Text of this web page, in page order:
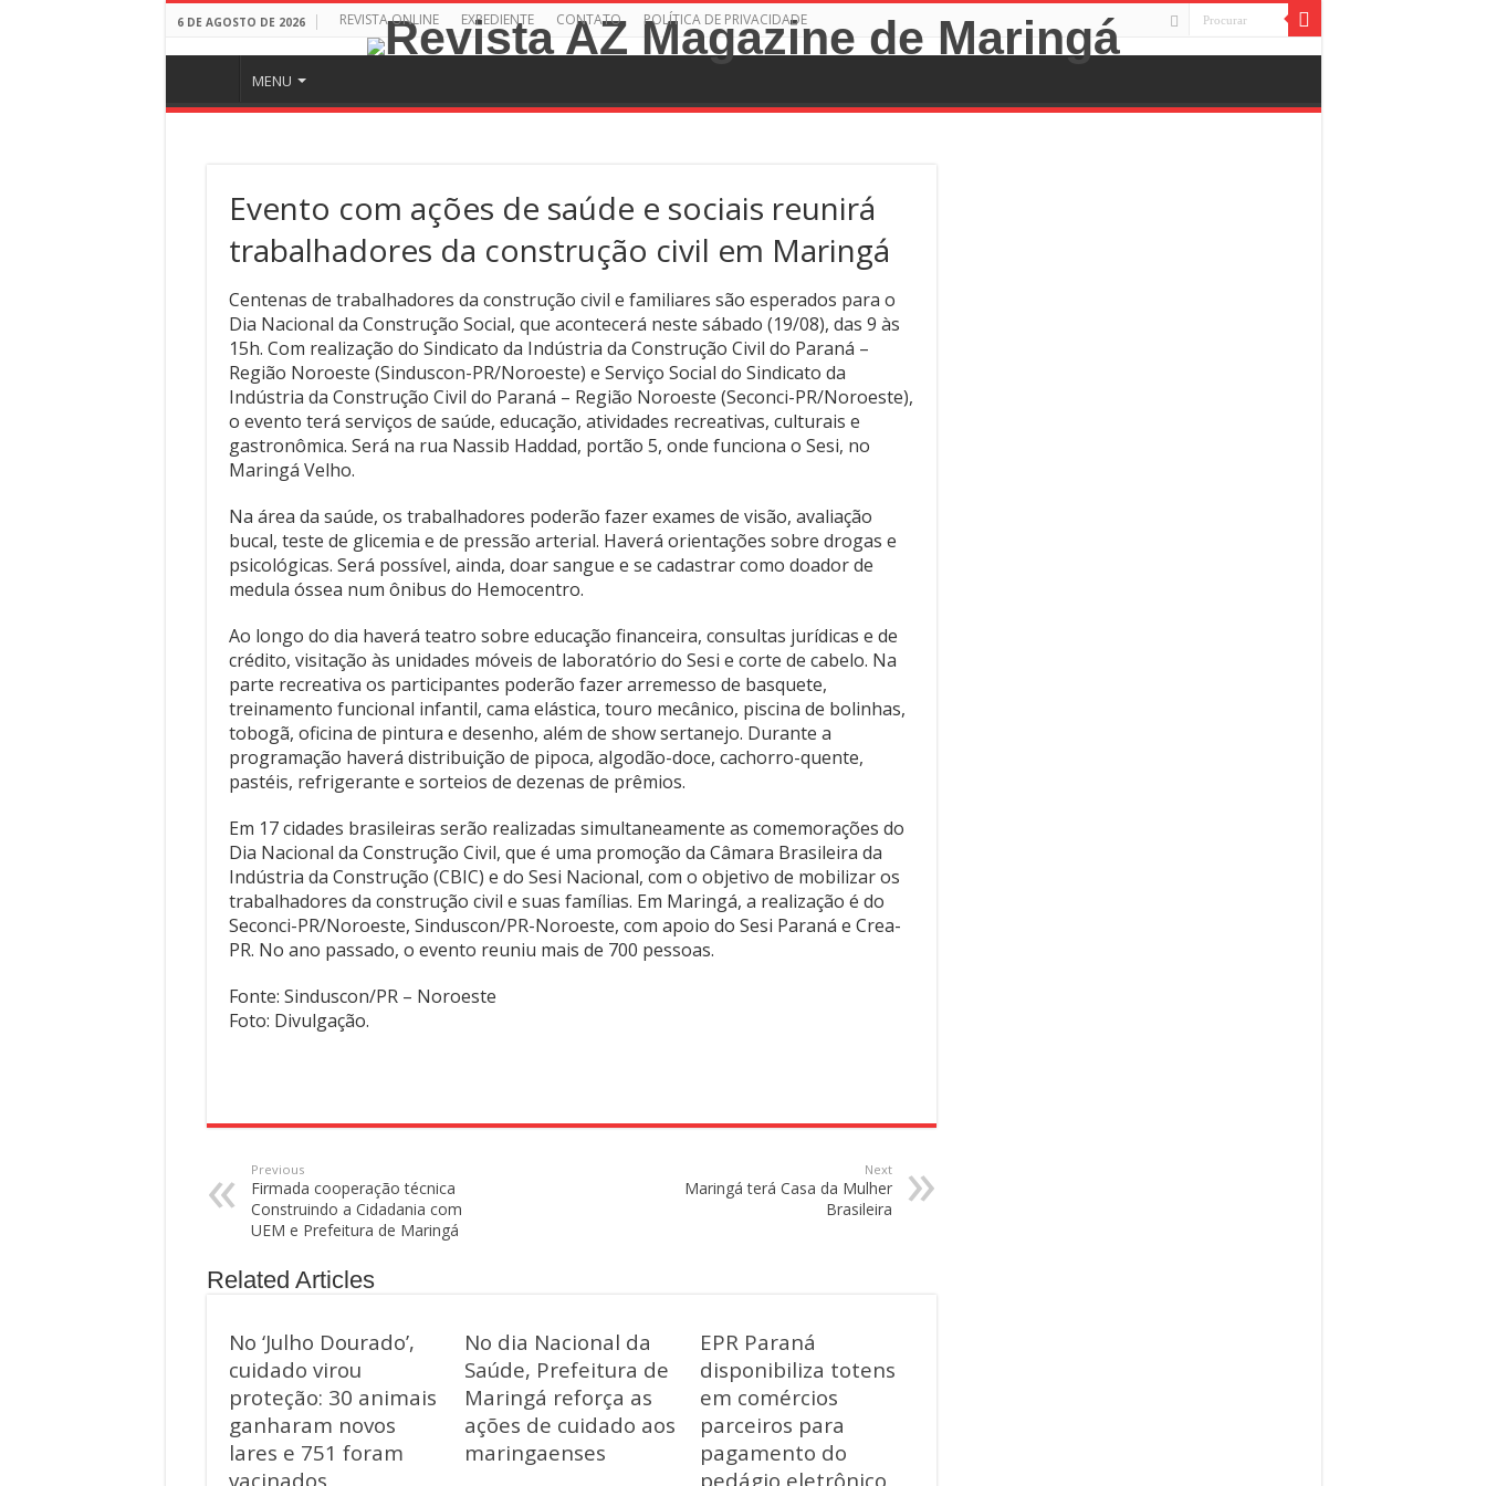
6 DE AGOSTO DE 2026 REVISTA ONLINE EXPEDIENTE CONTATO POLÍTICA DE PRIVACIDADE
MENU
Evento com ações de saúde e sociais reunirá
trabalhadores da construção civil em Maringá
Centenas de trabalhadores da construção civil e familiares são esperados para o
Dia Nacional da Construção Social, que acontecerá neste sábado (19/08), das 9 às
15h. Com realização do Sindicato da Indústria da Construção Civil do Paraná –
Região Noroeste (Sinduscon-PR/Noroeste) e Serviço Social do Sindicato da
Indústria da Construção Civil do Paraná – Região Noroeste (Seconci-PR/Noroeste),
o evento terá serviços de saúde, educação, atividades recreativas, culturais e
gastronômica. Será na rua Nassib Haddad, portão 5, onde funciona o Sesi, no
Maringá Velho.
Na área da saúde, os trabalhadores poderão fazer exames de visão, avaliação
bucal, teste de glicemia e de pressão arterial. Haverá orientações sobre drogas e
psicológicas. Será possível, ainda, doar sangue e se cadastrar como doador de
medula óssea num ônibus do Hemocentro.
Ao longo do dia haverá teatro sobre educação financeira, consultas jurídicas e de
crédito, visitação às unidades móveis de laboratório do Sesi e corte de cabelo. Na
parte recreativa os participantes poderão fazer arremesso de basquete,
treinamento funcional infantil, cama elástica, touro mecânico, piscina de bolinhas,
tobogã, oficina de pintura e desenho, além de show sertanejo. Durante a
programação haverá distribuição de pipoca, algodão-doce, cachorro-quente,
pastéis, refrigerante e sorteios de dezenas de prêmios.
Em 17 cidades brasileiras serão realizadas simultaneamente as comemorações do
Dia Nacional da Construção Civil, que é uma promoção da Câmara Brasileira da
Indústria da Construção (CBIC) e do Sesi Nacional, com o objetivo de mobilizar os
trabalhadores da construção civil e suas famílias. Em Maringá, a realização é do
Seconci-PR/Noroeste, Sinduscon/PR-Noroeste, com apoio do Sesi Paraná e Crea-
PR. No ano passado, o evento reuniu mais de 700 pessoas.
Fonte: Sinduscon/PR – Noroeste
Foto: Divulgação.
Previous
Firmada cooperação técnica
Construindo a Cidadania com
UEM e Prefeitura de Maringá
Next
Maringá terá Casa da Mulher
Brasileira
Related Articles
No ‘Julho Dourado’,
cuidado virou
proteção: 30 animais
ganharam novos
lares e 751 foram
vacinados
No dia Nacional da
Saúde, Prefeitura de
Maringá reforça as
ações de cuidado aos
maringaenses
EPR Paraná
disponibiliza totens
em comércios
parceiros para
pagamento do
pedágio eletrônico